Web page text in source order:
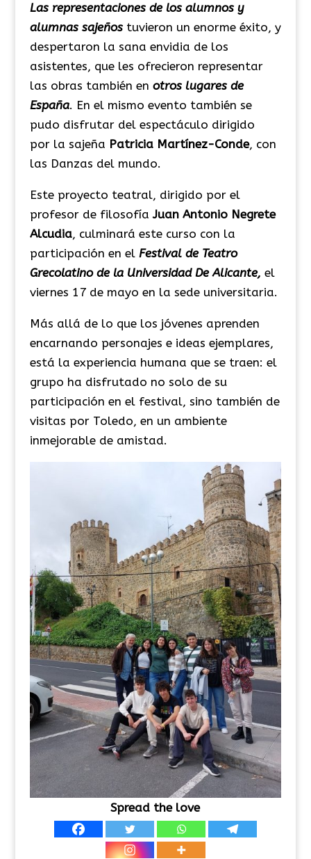
Las representaciones de los alumnos y
alumnas sajeños tuvieron un enorme éxito, y
despertaron la sana envidia de los
asistentes, que les ofrecieron representar
las obras también en otros lugares de
España. En el mismo evento también se
pudo disfrutar del espectáculo dirigido
por la sajeña Patricia Martínez-Conde, con
las Danzas del mundo.
Este proyecto teatral, dirigido por el
profesor de filosofíaJuan Antonio Negrete
Alcudia, culminará este curso con la
participación en el Festival de Teatro
Grecolatino de la Universidad De Alicante, el
viernes 17 de mayo en la sede universitaria.
Más allá de lo que los jóvenes aprenden
encarnando personajes e ideas ejemplares,
está la experiencia humana que se traen: el
grupo ha disfrutado no solo de su
participación en el festival, sino también de
visitas por Toledo, en un ambiente
inmejorable de amistad.
Spread the love